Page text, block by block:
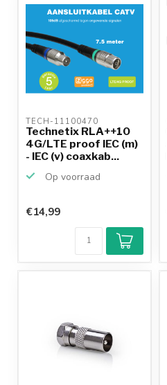
TECH-11100470
Technetix RLA++10
4G/LTE proof IEC (m)
- IEC (v) coaxkab...
Op voorraad
€14,99